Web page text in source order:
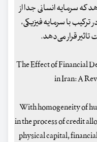
نشان می‌دهد که سرمایه انسانی جدا از
ترکیب با سرمایه فیزیکی،
تاثیر قرار می‌دهد.
The Effect of Financial
in Iran: A
With homogeneity of
in the process of credit
physical capital,